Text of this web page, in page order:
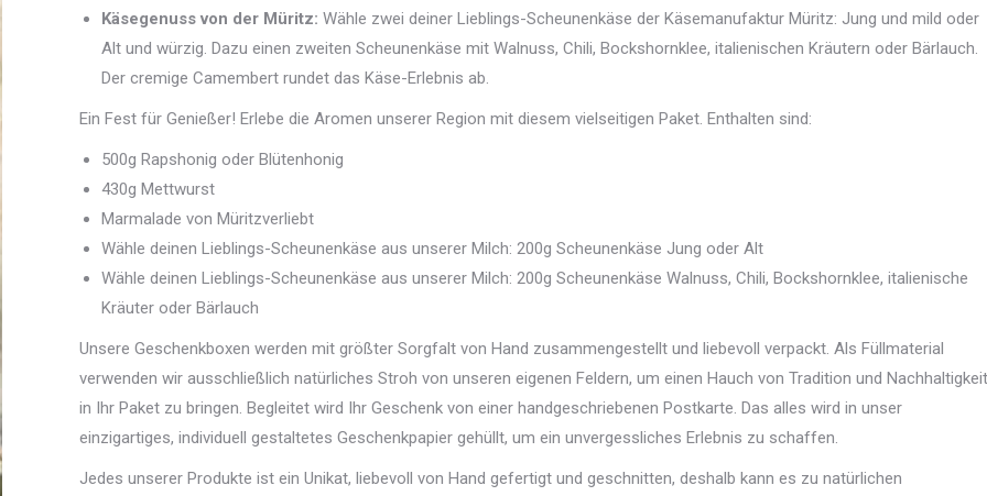
Käsegenuss von der Müritz: Wähle zwei deiner Lieblings-Scheunenkäse der Käsemanufaktur Müritz: Jung und mild oder
Alt und würzig. Dazu einen zweiten Scheunenkäse mit Walnuss, Chili, Bockshornklee, italienischen Kräutern oder Bärlauch.
Der cremige Camembert rundet das Käse-Erlebnis ab.
Ein Fest für Genießer! Erlebe die Aromen unserer Region mit diesem vielseitigen Paket. Enthalten sind:
500g Rapshonig oder Blütenhonig
430g Mettwurst
Marmalade von Müritzverliebt
Wähle deinen Lieblings-Scheunenkäse aus unserer Milch: 200g Scheunenkäse Jung oder Alt
Wähle deinen Lieblings-Scheunenkäse aus unserer Milch: 200g Scheunenkäse Walnuss, Chili, Bockshornklee, italienische
Kräuter oder Bärlauch
Unsere Geschenkboxen werden mit größter Sorgfalt von Hand zusammengestellt und liebevoll verpackt. Als Füllmaterial
verwenden wir ausschließlich natürliches Stroh von unseren eigenen Feldern, um einen Hauch von Tradition und Nachhaltigkeit
in Ihr Paket zu bringen. Begleitet wird Ihr Geschenk von einer handgeschriebenen Postkarte. Das alles wird in unser
einzigartiges, individuell gestaltetes Geschenkpapier gehüllt, um ein unvergessliches Erlebnis zu schaffen.
Jedes unserer Produkte ist ein Unikat, liebevoll von Hand gefertigt und geschnitten, deshalb kann es zu natürlichen